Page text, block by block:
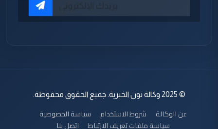
© 2025 وكالة نون الخبرية. جميع الحقوق محفوظة.
عن الوكالة شروط الاستخدام
سياسة الخصوصية
سياسة ملفات تعريف الارتباط
اتصل بنا